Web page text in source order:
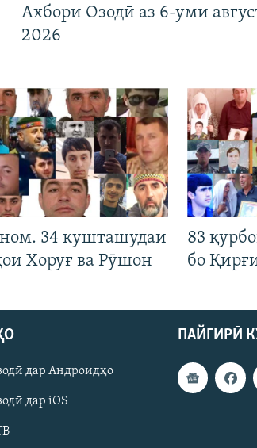
Ахбори Озодӣ аз 6-уми
2026
34 кушташудаи
Хоруғ ва Рӯшон
83
бо
ПАЙГИРӢ
дар Андроидҳо
дар iOS